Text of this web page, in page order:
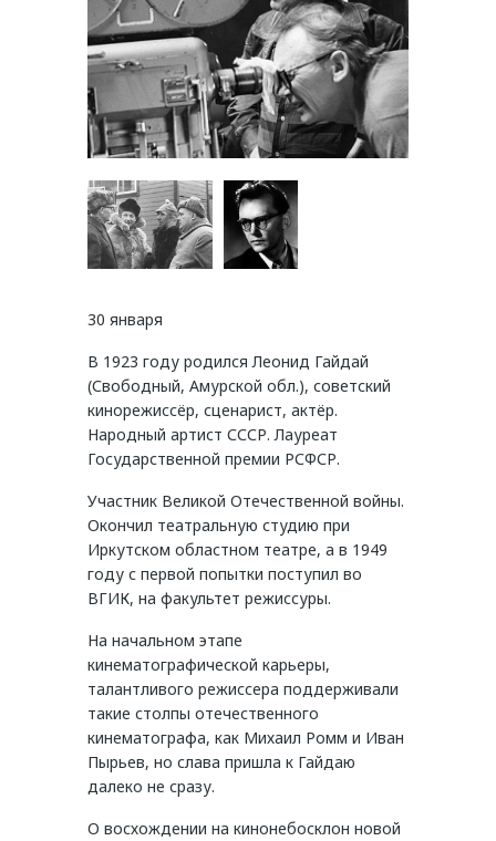
30 января
В 1923 году родился Леонид Гайдай
(Свободный, Амурской обл.), советский
кинорежиссёр, сценарист, актёр.
Народный артист СССР. Лауреат
Государственной премии РСФСР.
Участник Великой Отечественной войны.
Окончил театральную студию при
Иркутском областном театре, а в 1949
году с первой попытки поступил во
ВГИК, на факультет режиссуры.
На начальном этапе
кинематографической карьеры,
талантливого режиссера поддерживали
такие столпы отечественного
кинематографа, как Михаил Ромм и Иван
Пырьев, но слава пришла к Гайдаю
далеко не сразу.
О восхождении на кинонебосклон новой